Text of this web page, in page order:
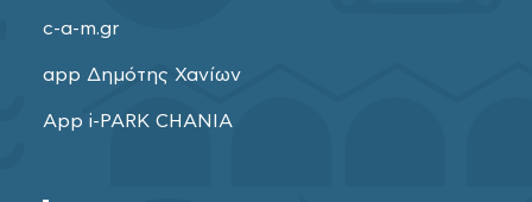
c-a-m.gr
app Δημότης Χανίων
App i-PARK CHANIA